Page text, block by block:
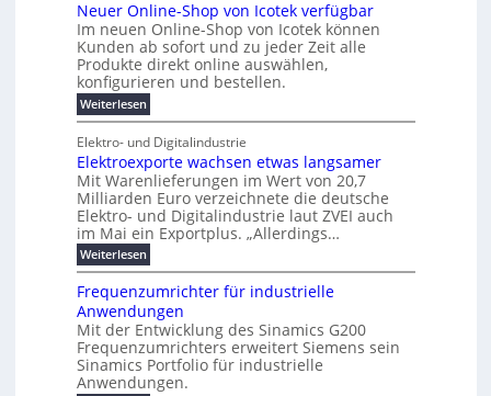
r
a
t
i
e
e
n
c
a
t
P
l
u
F
e
s
t
b
l
m
a
n
a
g
m
e
n
t
s
t
e
n
H
a
l
b
a
h
r
2
0
2
6
e
r
W
a
g
o
-
C
E
t
c
k
e
r
f
ü
S
t
r
ö
m
e
b
i
s
5
A
o
f
i
n
e
t
f
ü
h
r
e
n
d
e
s
i
n
u
s
t
r
i
e
l
Neuer Online-Shop von Icotek verfügbar
Im neuen Online-Shop von Icotek können
Kunden ab sofort und zu jeder Zeit alle
Produkte direkt online auswählen,
konfigurieren und bestellen.
Weiterlesen:
N
u
e
r
O
n
l
i
n
e
-
S
h
o
p
v
o
Elektro- und Digitalindustrie
Elektroexporte wachsen etwas langsamer
Mit Warenlieferungen im Wert von 20,7
Milliarden Euro verzeichnete die deutsche
Elektro- und Digitalindustrie laut ZVEI auch
im Mai ein Exportplus. „Allerdings…
Weiterlesen:
E
e
k
t
r
o
e
x
Frequenzumrichter für industrielle
Anwendungen
Mit der Entwicklung des Sinamics G200
Frequenzumrichters erweitert Siemens sein
Sinamics Portfolio für industrielle
Anwendungen.